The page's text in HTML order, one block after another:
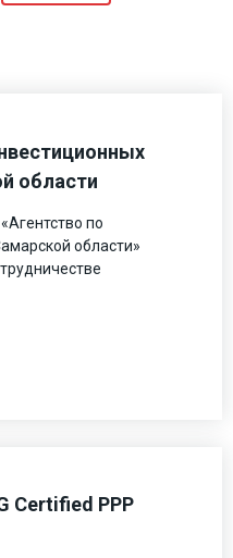
области
по
области»
Certified PPP